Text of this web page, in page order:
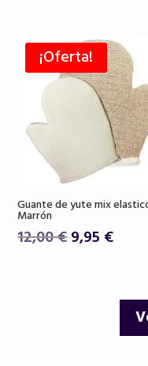
era:
26,00 €.
es:
¡Oferta!
Guante de yute mix
Marrón
12,00€El
9,95 €El
es: